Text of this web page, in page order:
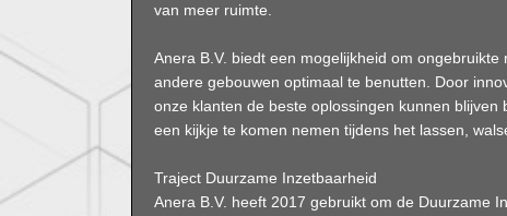
van meer ruimte.
Anera B.V. biedt een mogelijkheid om
andere gebouwen optimaal te benutten. Door
onze klanten de beste oplossingen kunnen
een kijkje te komen nemen tijdens het lassen,
Traject Duurzame Inzetbaarheid
Anera B.V. heeft 2017 gebruikt om de Duurzame